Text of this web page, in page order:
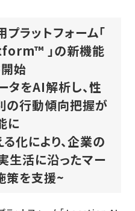
ラットフォーム「
」の新機能
始
タをAI解析し、性
行動傾向把握が
に
化により、企業の
生活に沿ったマー
策を支援~